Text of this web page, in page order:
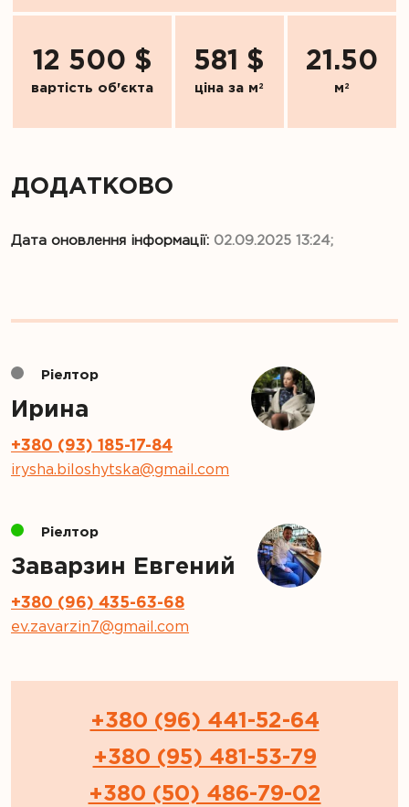
12 500 $
вартість об'єкта
581 $
ціна за м 2
21.50
м 2
ДОДАТКОВО
Дата оновлення інформації: 02.09.2025 13:24;
Ріелтор
Ирина
+380 (93) 185-17-84
irysha.biloshytska@gmail.com
Ріелтор
Заварзин Евгений
+380 (96) 435-63-68
ev.zavarzin7@gmail.com
+380 (96) 441-52-64
+380 (95) 481-53-79
+380 (50) 486-79-02